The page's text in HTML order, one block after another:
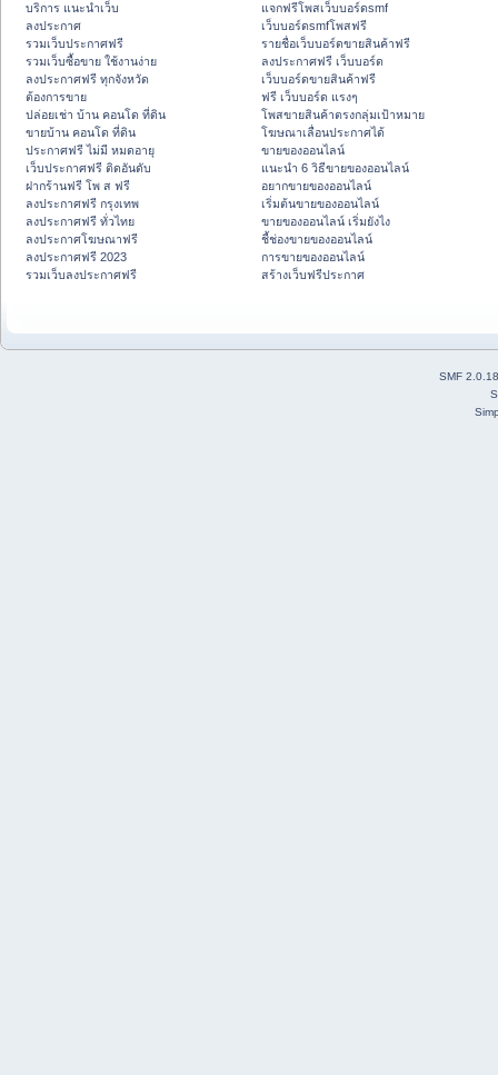
บริการ แนะนำเว็บ
ลงประกาศ
รวมเว็บประกาศฟรี
รวมเว็บซื้อขาย ใช้งานง่าย
ลงประกาศฟรี ทุกจังหวัด
ต้องการขาย
ปล่อยเช่า บ้าน คอนโด ที่ดิน
ขายบ้าน คอนโด ที่ดิน
ประกาศฟรี ไม่มี หมดอายุ
เว็บประกาศฟรี ติดอันดับ
ฝากร้านฟรี โพ ส ฟรี
ลงประกาศฟรี กรุงเทพ
ลงประกาศฟรี ทั่วไทย
ลงประกาศโฆษณาฟรี
ลงประกาศฟรี 2023
รวมเว็บลงประกาศฟรี
แจกฟรีโพสเว็บบอร์ดsmf
เว็บบอร์ดsmfโพสฟรี
รายชื่อเว็บบอร์ดขายสินค้าฟรี
ลงประกาศฟรี เว็บบอร์ด
เว็บบอร์ดขายสินค้าฟรี
ฟรี เว็บบอร์ด แรงๆ
โพสขายสินค้าตรงกลุ่มเป้าหมาย
โฆษณาเลื่อนประกาศได้
ขายของออนไลน์
แนะนำ 6 วิธีขายของออนไลน์
อยากขายของออนไลน์
เริ่มต้นขายของออนไลน์
ขายของออนไลน์ เริ่มยังไง
ชี้ช่องขายของออนไลน์
การขายของออนไลน์
สร้างเว็บฟรีประกาศ
SMF 2.0.18